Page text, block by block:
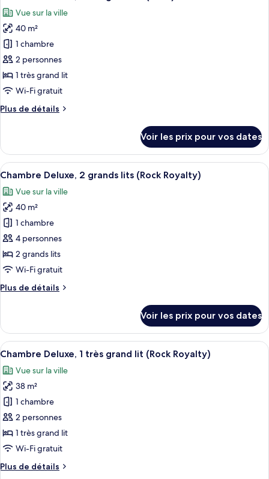
Chambre
Deluxe,
grands
lits
(Gold)
les
photos
pour
ce
type
de
chambre :
Chambre
très
grand
lit
(Gold)
Vue sur la ville
40 m²
1 chambre
2 personnes
1 très grand lit
Wi-Fi gratuit
Plus de détails
Plus
le
type
de
Chambre
Deluxe,
très
grand
lit
(Gold)
Voir les prix pour vos dates
Afficher
toutes
les
photos
pour
ce
type
de
chambre :
Chambre
grands
lits
(Rock
Royalty)
Une chambre d’hôtel avec un lit, un
7
Chambre Deluxe, 2 grands lits (Rock Royalty)
Vue sur la ville
40 m²
1 chambre
4 personnes
2 grands lits
Wi-Fi gratuit
Plus de détails
Plus
le
type
de
Chambre
Deluxe,
grands
lits
(Rock
Royalty)
Voir les prix pour vos dates
Afficher
toutes
les
photos
pour
ce
type
de
chambre :
Chambre
Une chambre d’hôtel avec un lit, un
6
Chambre Deluxe, 1 très grand lit (Rock Royalty)
Vue sur la ville
38 m²
1 chambre
2 personnes
1 très grand lit
Wi-Fi gratuit
Plus de détails
Plus